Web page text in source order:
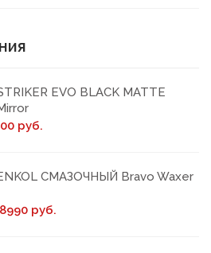
EVO BLACK MATTE
руб.
СМАЗОЧНЫЙ Bravo Waxer
руб.